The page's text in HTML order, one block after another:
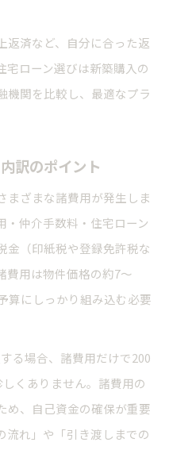
返済など、自分に合った返
宅ローン選びは新築購入の
機関を比較し、最適なプラ
訳のポイント
まざまな諸費用が発生しま
・仲介手数料・住宅ローン
金（印紙税や登録免許税な
費用は物件価格の約7～
算にしっかり組み込む必要
る場合、諸費用だけで200
くありません。諸費用の
め、自己資金の確保が重要
流れ」や「引き渡しまでの